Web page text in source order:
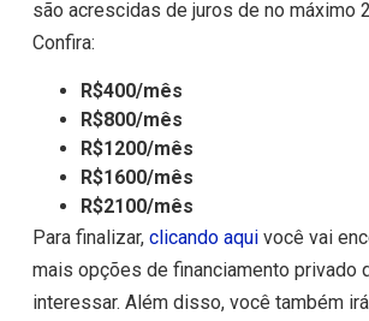
são acrescidas de juros de no máximo
Confira:
R$400/mês
R$800/mês
R$1200/mês
R$1600/mês
R$2100/mês
Para finalizar, clicando aquivocê vai
mais opções de financiamento privado
interessar. Além disso, você também